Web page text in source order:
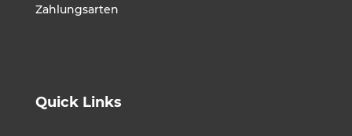
Zahlungsarten
Quick Links